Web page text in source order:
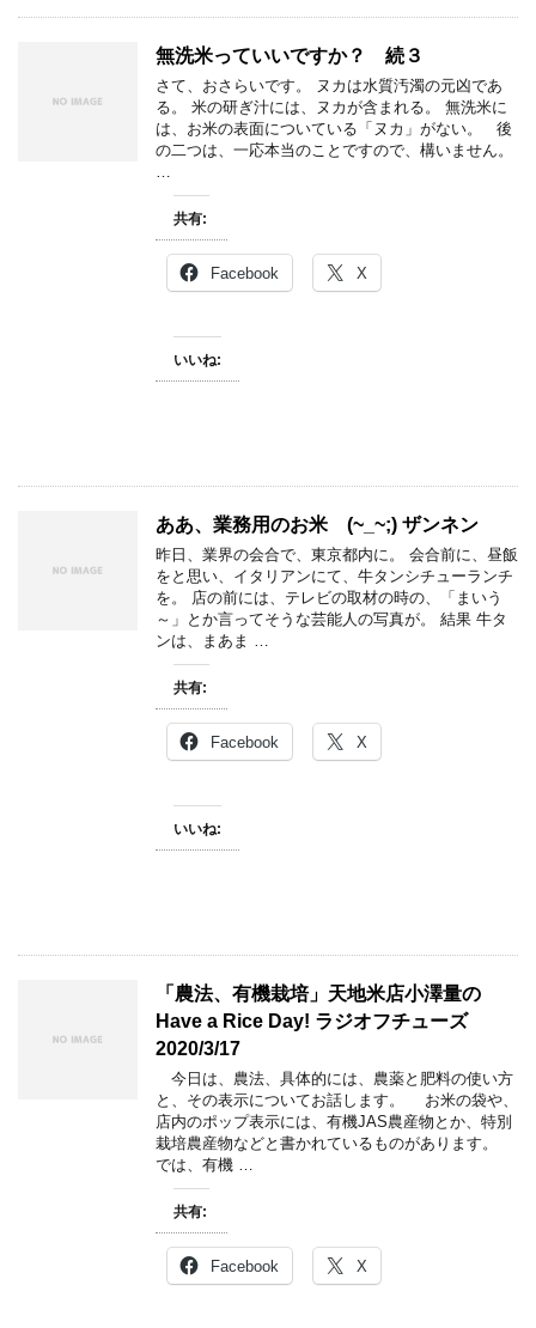
無洗米っていいですか？ 続３
さて、おさらいです。 ヌカは水質汚濁の元凶であ
る。 米の研ぎ汁には、ヌカが含まれる。 無洗米に
は、お米の表面についている「ヌカ」がない。 後
の二つは、一応本当のことですので、構いません。
共有:
Facebook X
いいね:
ああ、業務用のお米 (~_~;) ザンネン
昨日、業界の会合で、東京都内に。 会合前に、昼飯
をと思い、イタリアンにて、牛タンシチューランチ
を。 店の前には、テレビの取材の時の、「まいう
～」とか言ってそうな芸能人の写真が。 結果 牛タ
ンは、まあま …
共有:
Facebook X
いいね:
「農法、有機栽培」天地米店小澤量の
Have a Rice Day! ラジオフチューズ
2020/3/17
今日は、農法、具体的には、農薬と肥料の使い方
と、その表示についてお話します。 お米の袋や、
店内のポップ表示には、有機JAS農産物とか、特別
栽培農産物などと書かれているものがあります。
では、有機 …
共有:
Facebook X